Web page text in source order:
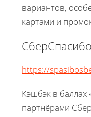
вариантов,
картами и
СберСпасибо
https://
Кэшбэк в баллах
партнёрами